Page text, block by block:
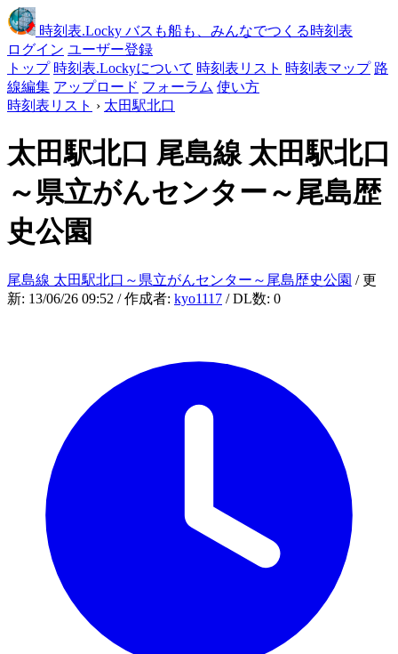
時刻表.Locky バスも船も、みんなでつくる時刻表
ログイン ユーザー登録
トップ 時刻表.Lockyについて 時刻表リスト 時刻表マップ 路
線編集 アップロード フォーラム 使い方
時刻表リスト › 太田駅北口
太田駅北口 尾島線 太田駅北口
～県立がんセンター～尾島歴
史公園
尾島線 太田駅北口～県立がんセンター～尾島歴史公園 / 更
新: 13/06/26 09:52 / 作成者: kyo1117 / DL数: 0